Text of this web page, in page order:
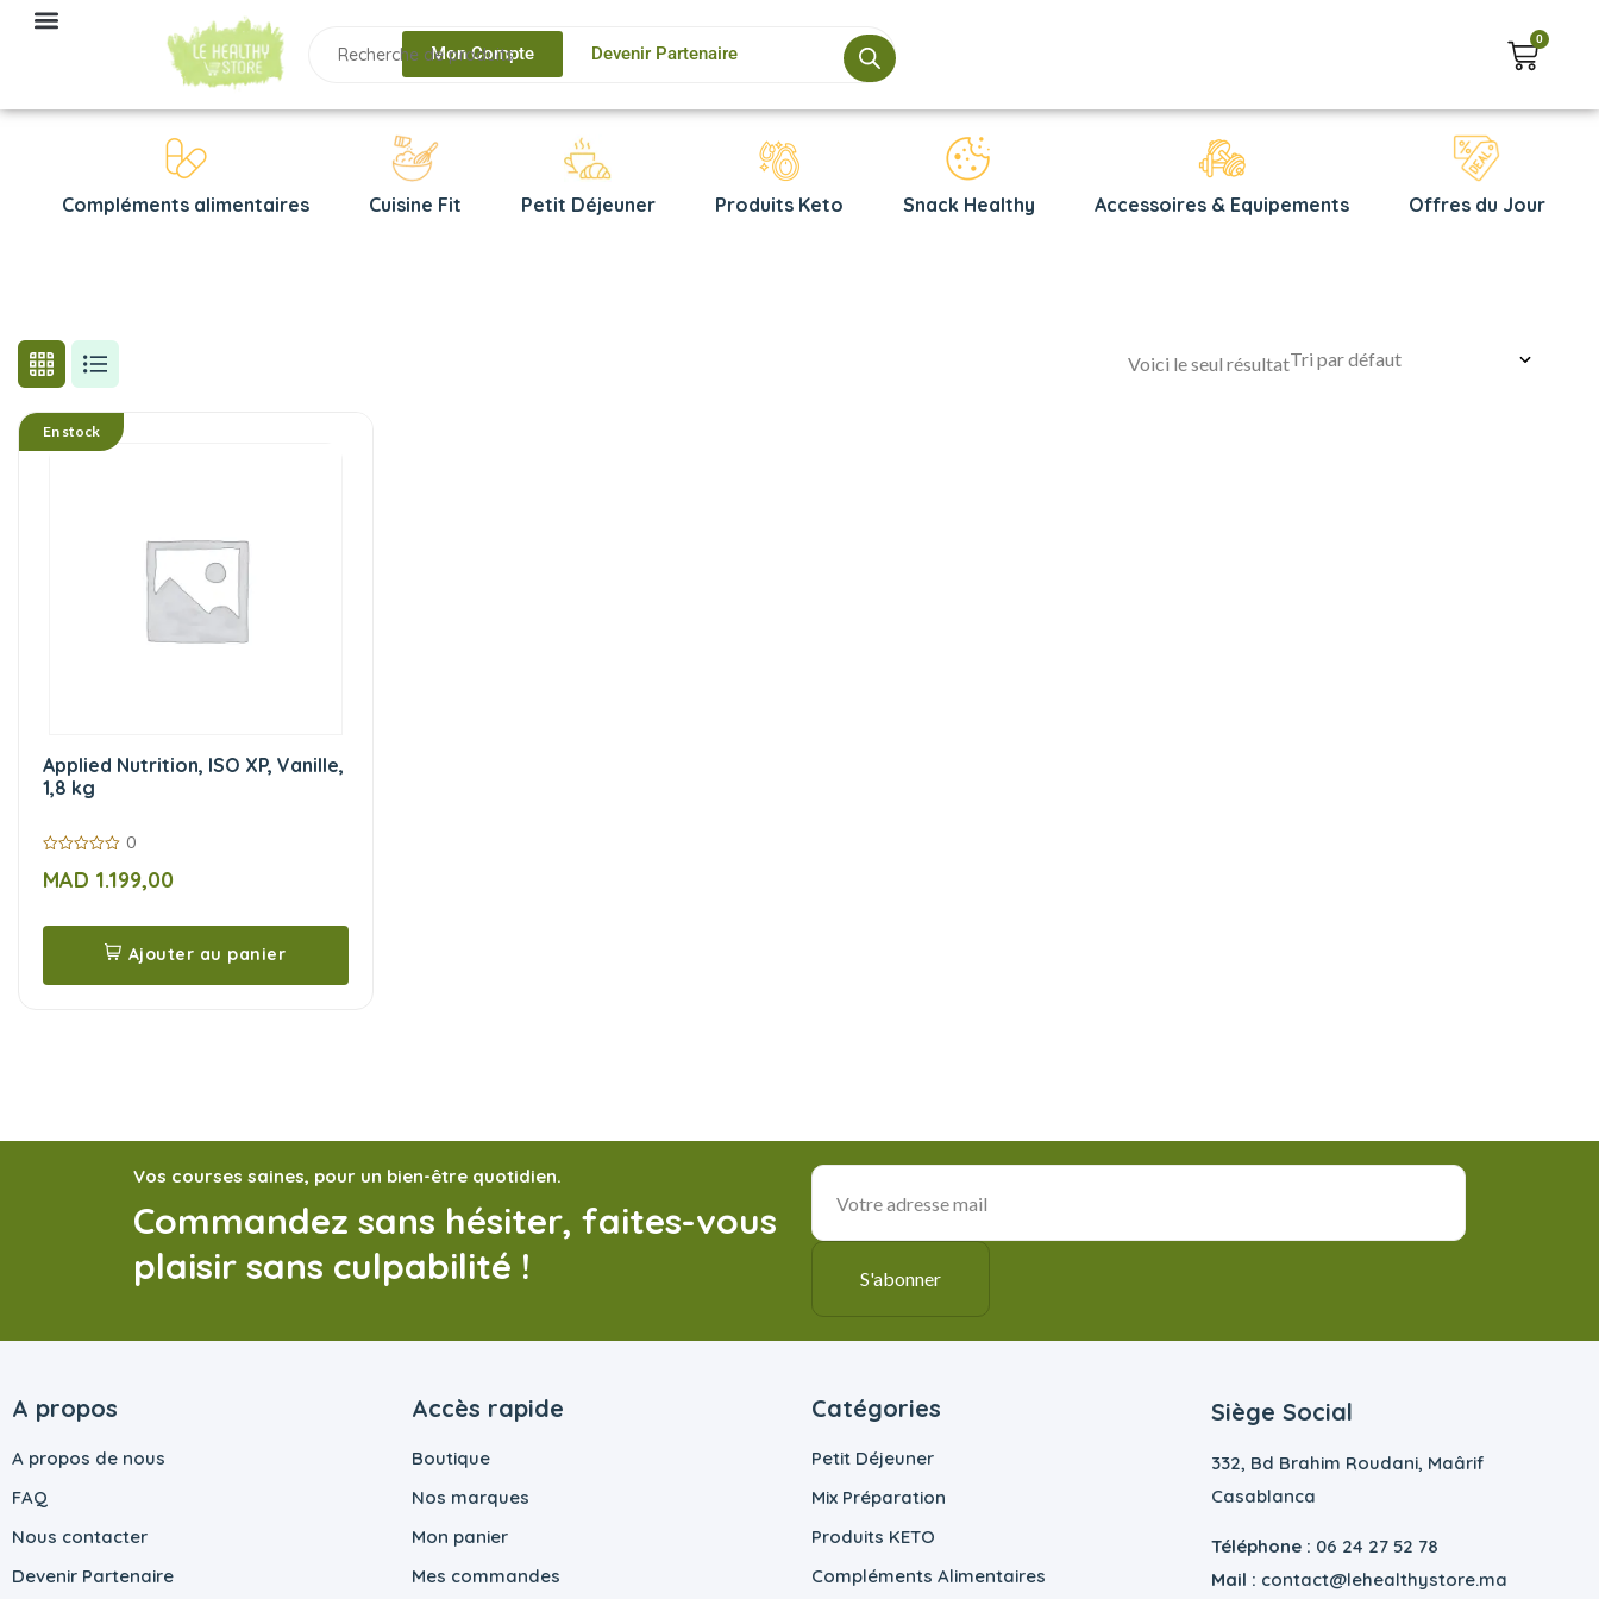
Mon Compte Devenir Partenaire
0
Compléments alimentaires Cuisine Fit Petit Déjeuner Produits Keto Snack Healthy Accessoires & Equipements Offres du Jour
Voici le seul résultat
En stock
Applied Nutrition, ISO XP, Vanille,
1,8 kg
sur
5
0
MAD 1.199,00
Ajouter au panier
Vos courses saines, pour un bien-être quotidien.
Commandez sans hésiter, faites-vous
plaisir sans culpabilité !
A propos
A propos de nous
FAQ
Nous contacter
Devenir Partenaire
Accès rapide
Boutique
Nos marques
Mon panier
Mes commandes
Catégories
Petit Déjeuner
Mix Préparation
Produits KETO
Compléments Alimentaires
Siège Social
332, Bd Brahim Roudani, Maârif
Casablanca
Téléphone : 06 24 27 52 78
Mail : contact@lehealthystore.ma